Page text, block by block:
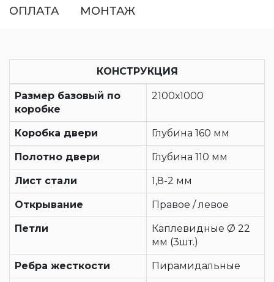
ОПЛАТА МОНТАЖ
КОНСТРУКЦИЯ
Размер базовый по
коробке
2100х1000
Коробка двери Глубина 160 мм
Полотно двери Глубина 110 мм
Лист стали 1,8-2 мм
Открывание Правое / левое
Петли
Каплевидные Ø 22
мм (3шт.)
Ребра жесткости Пирамидальные